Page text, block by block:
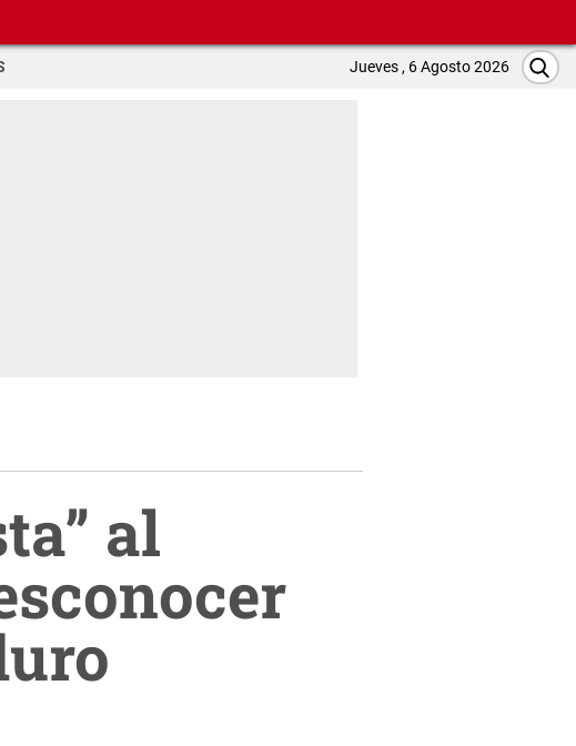
Jueves , 6 Agosto 2026
al